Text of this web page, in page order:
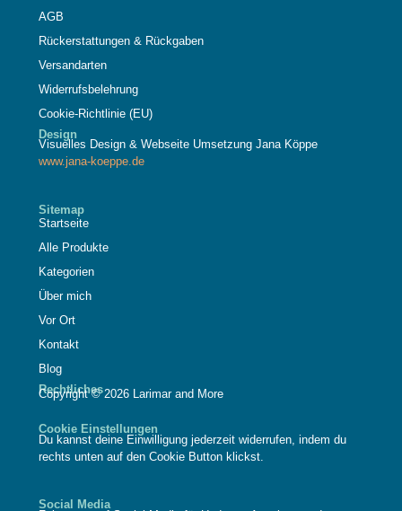
AGB
Rückerstattungen & Rückgaben
Versandarten
Widerrufsbelehrung
Cookie-Richtlinie (EU)
Design
Visuelles Design & Webseite Umsetzung Jana Köppe
www.jana-koeppe.de
Sitemap
Startseite
Alle Produkte
Kategorien
Über mich
Vor Ort
Kontakt
Blog
Rechtliches
Copyright © 2026 Larimar and More
Cookie Einstellungen
Du kannst deine Einwilligung jederzeit widerrufen, indem du
rechts unten auf den Cookie Button klickst.
Social Media